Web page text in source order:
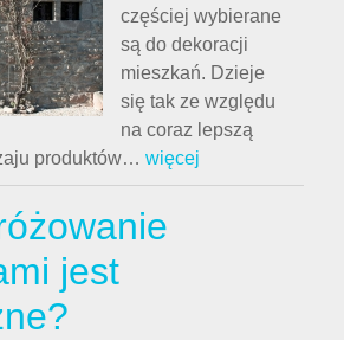
częściej wybierane
są do dekoracji
mieszkań. Dzieje
się tak ze względu
na coraz lepszą
produktów… więcej
jest